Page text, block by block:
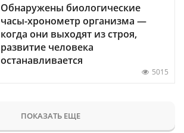
Обнаружены биологические
часы-хронометр организма —
когда они выходят из строя,
развитие человека
останавливается
5015
ПОКАЗАТЬ ЕЩЕ